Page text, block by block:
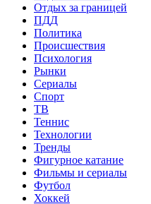
Отдых за границей
ПДД
Политика
Происшествия
Психология
Рынки
Сериалы
Спорт
ТВ
Теннис
Технологии
Тренды
Фигурное катание
Фильмы и сериалы
Футбол
Хоккей